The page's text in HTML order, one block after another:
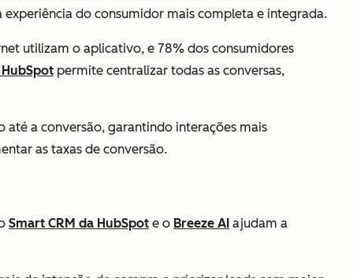
do consumidor mais completa e integrada.
utilizam o aplicativo, e 78% dos consumidores
permite centralizar todas as conversas,
a conversão, garantindo interações mais
as taxas de conversão.
Smart CRM da HubSpot e o Breeze AI ajudam a